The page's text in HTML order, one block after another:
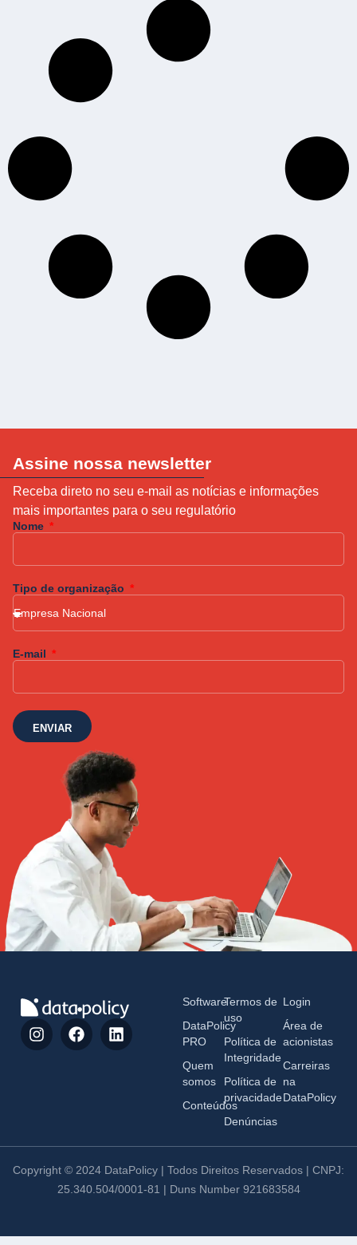
Assine nossa newsletter
Receba direto no seu e-mail as notícias e informações
mais importantes para o seu regulatório
Nome
Tipo de organização
E-mail
ENVIAR
Software
DataPolicy
PRO
Quem
somos
Conteúdos
Termos de
uso
Política de
Integridade
Política de
privacidade
Denúncias
Login
Área de
acionistas
Carreiras
na
DataPolicy
Copyright © 2024 DataPolicy | Todos Direitos Reservados | CNPJ:
25.340.504/0001-81 | Duns Number 921683584